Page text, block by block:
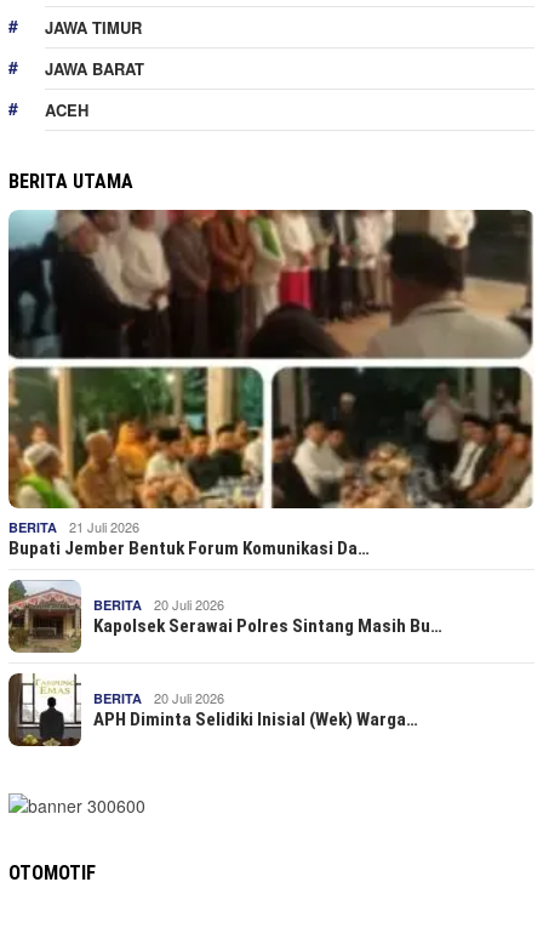
JAWA TIMUR
JAWA BARAT
ACEH
BERITA UTAMA
BERITA 21 Juli 2026
Bupati Jember Bentuk Forum Komunikasi Da…
BERITA 20 Juli 2026
Kapolsek Serawai Polres Sintang Masih Bu…
BERITA 20 Juli 2026
APH Diminta Selidiki Inisial (Wek) Warga…
OTOMOTIF